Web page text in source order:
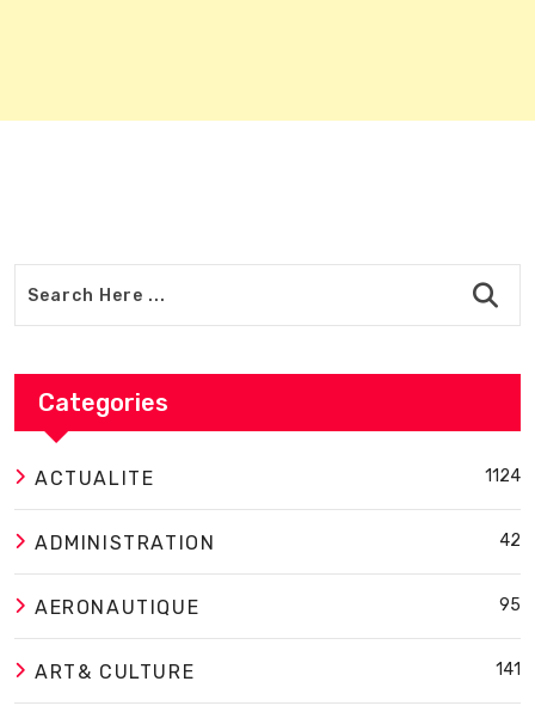
Categories
ACTUALITE 1124
ADMINISTRATION 42
AERONAUTIQUE 95
ART& CULTURE 141